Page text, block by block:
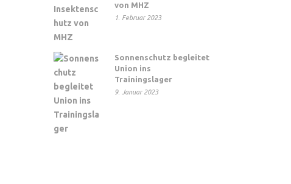
von MHZ
1. Februar 2023
Sonnenschutz begleitet
Union ins
Trainingslager
9. Januar 2023